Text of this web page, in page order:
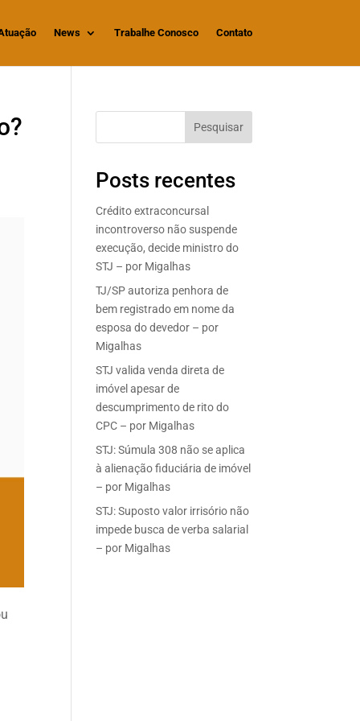
News Trabalhe Conosco Contato
Pesquisar
Posts recentes
Crédito extraconcursal
incontroverso não suspende
execução, decide ministro do
STJ – por Migalhas
TJ/SP autoriza penhora de
bem registrado em nome da
esposa do devedor – por
Migalhas
STJ valida venda direta de
imóvel apesar de
descumprimento de rito do
CPC – por Migalhas
STJ: Súmula 308 não se aplica
à alienação fiduciária de imóvel
– por Migalhas
STJ: Suposto valor irrisório não
impede busca de verba salarial
– por Migalhas